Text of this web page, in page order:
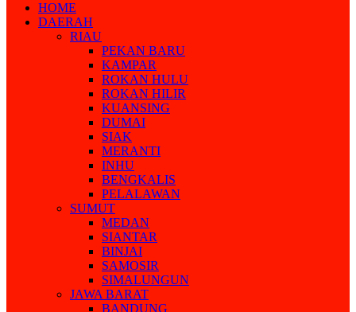
HOME
DAERAH
RIAU
PEKAN BARU
KAMPAR
ROKAN HULU
ROKAN HILIR
KUANSING
DUMAI
SIAK
MERANTI
INHU
BENGKALIS
PELALAWAN
SUMUT
MEDAN
SIANTAR
BINJAI
SAMOSIR
SIMALUNGUN
JAWA BARAT
BANDUNG